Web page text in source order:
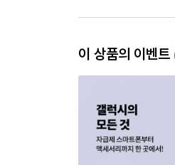
이 상품의 이벤트